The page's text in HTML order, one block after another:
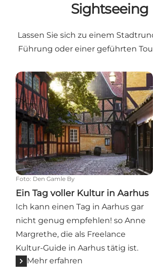
Sightseeing
Lassen Sie sich zu einem
Führung oder einer geführten
Ein Tag voller Kultur in Aarhus
Foto: Den Gamle By
Ein Tag voller Kultur in Aarhus
Ich kann einen Tag in Aarhus gar
nicht genug empfehlen! so Anne
Margrethe, die als Freelance
Kultur-Guide in Aarhus tätig ist.
Mehr erfahren